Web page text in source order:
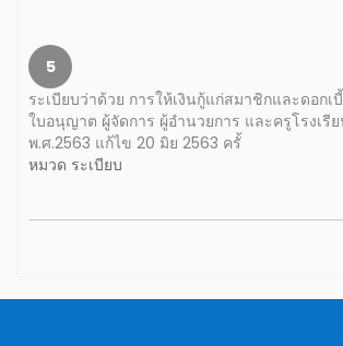
5
ระเบียบว่าด้วย การให้เงินกู้แก่สมาชิกและดอกเ
ใบอนุญาต ผู้จัดการ ผู้อำนวยการ และครูโรงเรี
พ.ศ.2563 แก้ไข 20 มิย 2563 ครั้
หมวด ระเบียบ